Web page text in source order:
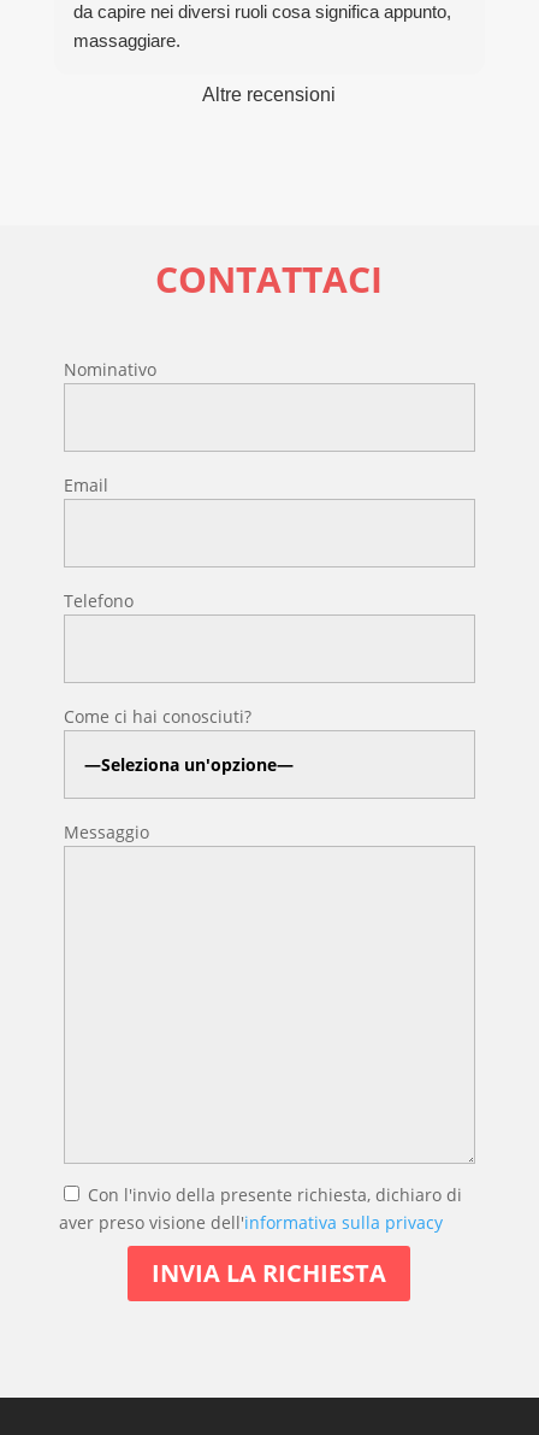
da capire nei diversi ruoli cosa significa appunto,
massaggiare.
Altre recensioni
CONTATTACI
Nominativo
Email
Telefono
Come ci hai conosciuti?
Messaggio
Con l'invio della presente richiesta, dichiaro di
aver preso visione dell'informativa sulla privacy